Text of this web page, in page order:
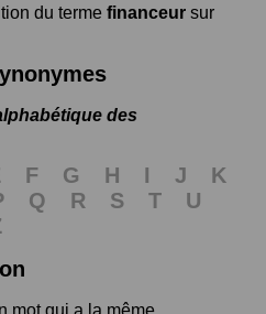
du terme financeur sur
des
F G H I J
K
Q R S T
U
mot qui a la même